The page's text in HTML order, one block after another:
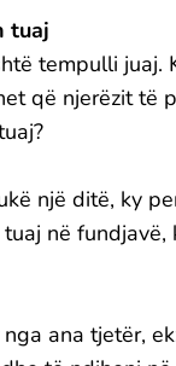
tuaj
tempulli
që njerëzit të
një ditë, ky
në
ana tjetër,